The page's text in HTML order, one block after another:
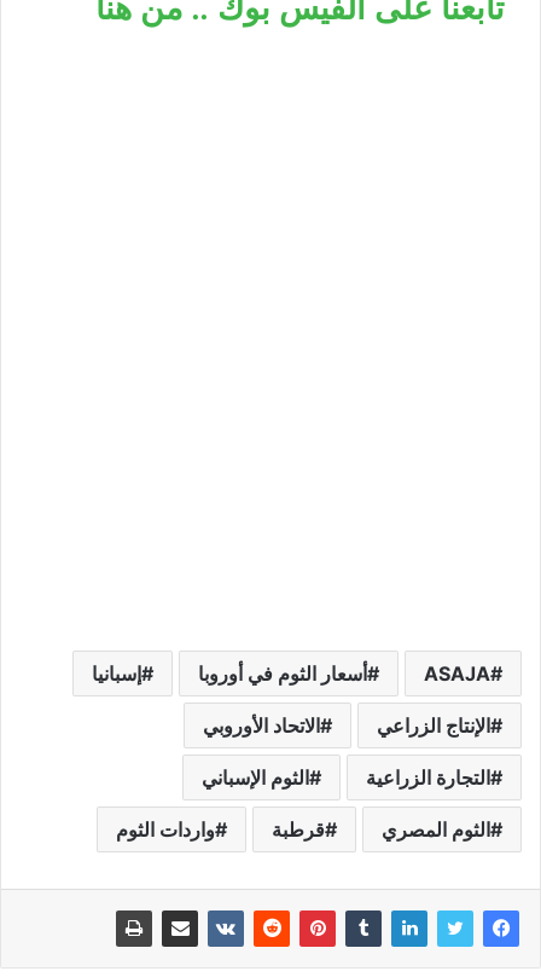
تابعنا على الفيس بوك .. من هنا
ASAJA أسعار الثوم في أوروبا إسبانيا
الإنتاج الزراعي الاتحاد الأوروبي
التجارة الزراعية الثوم الإسباني
الثوم المصري قرطبة واردات الثوم